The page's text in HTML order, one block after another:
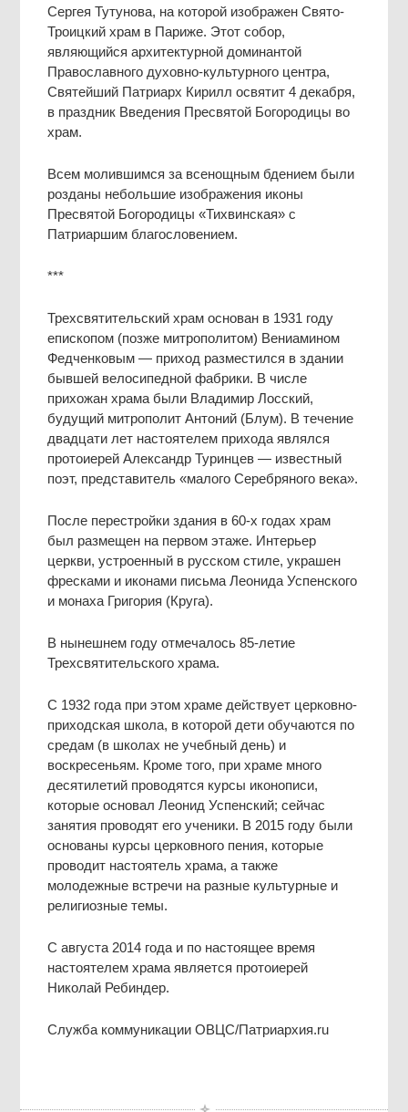
Сергея Тутунова, на которой изображен Свято-
Троицкий храм в Париже. Этот собор,
являющийся архитектурной доминантой
Православного духовно-культурного центра,
Святейший Патриарх Кирилл освятит 4 декабря,
в праздник Введения Пресвятой Богородицы во
храм.
Всем молившимся за всенощным бдением были
розданы небольшие изображения иконы
Пресвятой Богородицы «Тихвинская» с
Патриаршим благословением.
***
Трехсвятительский храм основан в 1931 году
епископом (позже митрополитом) Вениамином
Федченковым ― приход разместился в здании
бывшей велосипедной фабрики. В числе
прихожан храма были Владимир Лосский,
будущий митрополит Антоний (Блум). В течение
двадцати лет настоятелем прихода являлся
протоиерей Александр Туринцев ― известный
поэт, представитель «малого Серебряного века».
После перестройки здания в 60-х годах храм
был размещен на первом этаже. Интерьер
церкви, устроенный в русском стиле, украшен
фресками и иконами письма Леонида Успенского
и монаха Григория (Круга).
В нынешнем году отмечалось 85-летие
Трехсвятительского храма.
С 1932 года при этом храме действует церковно-
приходская школа, в которой дети обучаются по
средам (в школах не учебный день) и
воскресеньям. Кроме того, при храме много
десятилетий проводятся курсы иконописи,
которые основал Леонид Успенский; сейчас
занятия проводят его ученики. В 2015 году были
основаны курсы церковного пения, которые
проводит настоятель храма, а также
молодежные встречи на разные культурные и
религиозные темы.
С августа 2014 года и по настоящее время
настоятелем храма является протоиерей
Николай Ребиндер.
Служба коммуникации ОВЦС/Патриархия.ru